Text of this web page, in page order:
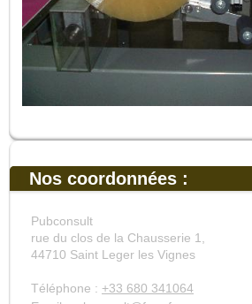
Nos coordonnées :
Pubconsult
rue du clos de la Chausserie 1,
44710 Saint Leger les Vignes
Téléphone : +33 680 341064